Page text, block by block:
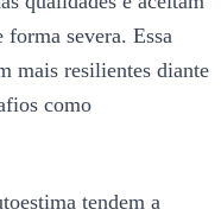
severa. Essa
mais resilientes diante
como
tendem a